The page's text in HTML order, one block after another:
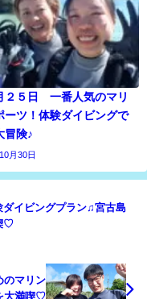
２５日 一番人気のマリ
ーツ！体験ダイビングで
冒険♪
月30日
イビングプラン♫宮古島
♡
のマリン
大満喫♡